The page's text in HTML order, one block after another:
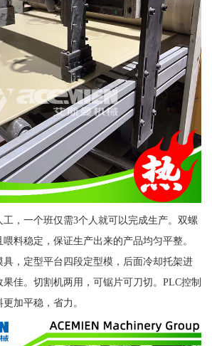
，一个班仅需3个人就可以完成生产。双螺
料稳定，保证生产出来的产品均匀平整。
，定型平台四段定型模，后面冷却托架进
佳。切割机两用，可锯片可刀切。PLC控制
加平稳，省力。